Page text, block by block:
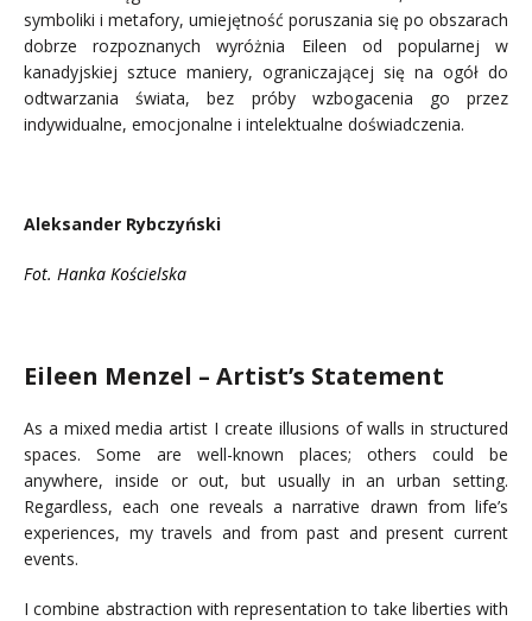
symboliki i metafory, umiejętność poruszania się po obszarach
dobrze rozpoznanych wyróżnia Eileen od popularnej w
kanadyjskiej sztuce maniery, ograniczającej się na ogół do
odtwarzania świata, bez próby wzbogacenia go przez
indywidualne, emocjonalne i intelektualne doświadczenia.
Aleksander Rybczyński
Fot. Hanka Kościelska
Eileen Menzel – Artist’s Statement
As a mixed media artist I create illusions of walls in structured
spaces. Some are well-known places; others could be
anywhere, inside or out, but usually in an urban setting.
Regardless, each one reveals a narrative drawn from life’s
experiences, my travels and from past and present current
events.
I combine abstraction with representation to take liberties with